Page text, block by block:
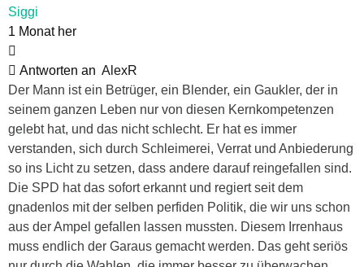
Siggi
1 Monat her
Antworten an AlexR
Der Mann ist ein Betrüger, ein Blender, ein Gaukler, der in
seinem ganzen Leben nur von diesen Kernkompetenzen
gelebt hat, und das nicht schlecht. Er hat es immer
verstanden, sich durch Schleimerei, Verrat und Anbiederung
so ins Licht zu setzen, dass andere darauf reingefallen sind.
Die SPD hat das sofort erkannt und regiert seit dem
gnadenlos mit der selben perfiden Politik, die wir uns schon
aus der Ampel gefallen lassen mussten. Diesem Irrenhaus
muss endlich der Garaus gemacht werden. Das geht seriös